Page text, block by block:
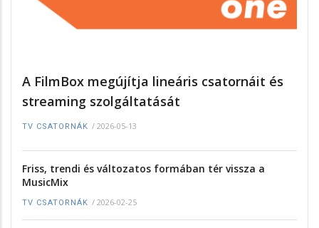
A FilmBox megújítja lineáris csatornáit és
streaming szolgáltatását
TV CSATORNÁK / 2026-05-13
Friss, trendi és változatos formában tér vissza a
MusicMix
TV CSATORNÁK / 2026-02-25